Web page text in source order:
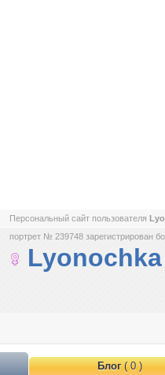
Персональный сайт пользователя
портрет № 239748 зарегистрирован
Lyonochka
Блог( 0 )